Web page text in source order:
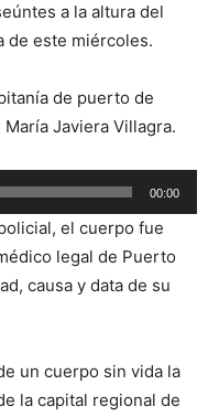
a la altura del
de este miércoles.
de puerto de
Javiera Villagra.
00:00
el cuerpo fue
legal de Puerto
causa y data de su
un cuerpo sin vida la
la capital regional de